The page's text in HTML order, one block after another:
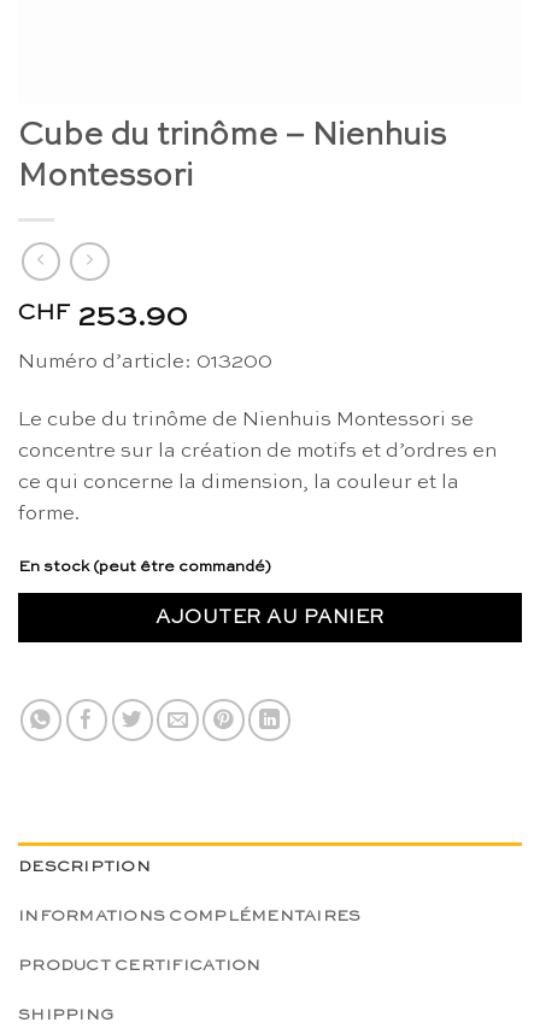
Cube du trinôme – Nienhuis
Montessori
CHF 253.90
Numéro d’article: 013200
Le cube du trinôme de Nienhuis Montessori se
concentre sur la création de motifs et d’ordres en
ce qui concerne la dimension, la couleur et la
forme.
En stock (peut être commandé)
AJOUTER AU PANIER
DESCRIPTION
INFORMATIONS COMPLÉMENTAIRES
PRODUCT CERTIFICATION
SHIPPING